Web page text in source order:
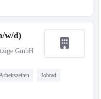
w/d)
GmbH
Jobrad